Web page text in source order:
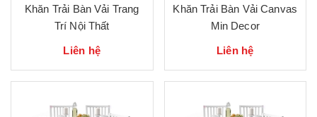
Khăn Trải Bàn Vải Trang
Trí Nội Thất
Liên hệ
Khăn Trải Bàn Vải Canvas
Min Decor
Liên hệ